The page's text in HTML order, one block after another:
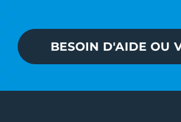
BESOIN D'AIDE OU